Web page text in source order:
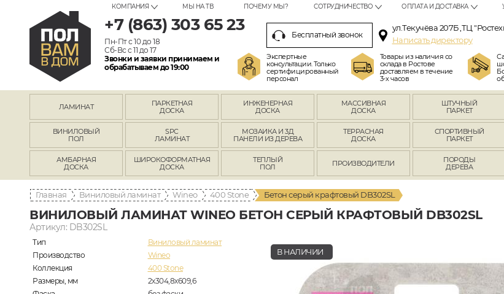
КОМПАНИЯ МЫ НА ТВ ПОЧЕМУ МЫ? СОТРУДНИЧЕСТВО ОПЛАТА И ДОСТАВКА
+7 (863) 303 65 23
Пн-Пт с 10 до 18
Сб-Вс с 11 до 17
Звонки и заявки принимаем и
обрабатываем до 19:00
Бесплатный звонок
ул.Текучёва 207Б ,ТЦ
Написать директору
Экспертные
консультации. Только
сертифицированный
персонал
Товары из наличия со
склада в Ростове
доставляем в течение
3-х часов
ЛАМИНАТ
ПАРКЕТНАЯ
ДОСКА
ИНЖЕНЕРНАЯ
ДОСКА
МАССИВНАЯ
ДОСКА
ШТУЧНЫЙ
ПАРКЕТ
ВИНИЛОВЫЙ
ПОЛ
SPC
ЛАМИНАТ
МОЗАИКА И 3Д
ПАНЕЛИ ИЗ ДЕРЕВА
ТЕРРАСНАЯ
ДОСКА
СПОРТИВНЫЙ
ПАРКЕТ
АМБАРНАЯ
ДОСКА
ШИРОКОФОРМАТНАЯ
ДОСКА
ТЕПЛЫЙ
ПОЛ
ПРОИЗВОДИТЕЛИ
ПОРОДЫ
ДЕРЕВА
Главная Виниловый ламинат Wineo 400 Stone Бетон серый крафтовый DB302SL
ВИНИЛОВЫЙ ЛАМИНАТ WINEO БЕТОН СЕРЫЙ КРАФТОВЫЙ DB302SL
Артикул: DB302SL
Тип
Виниловый ламинат
Производство
Wineo
Коллекция
400 Stone
Размеры, мм
2х304,8х609,6
В НАЛИЧИИ